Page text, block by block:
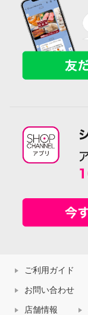
ご利用ガイド
お問い合わせ
店舗情報